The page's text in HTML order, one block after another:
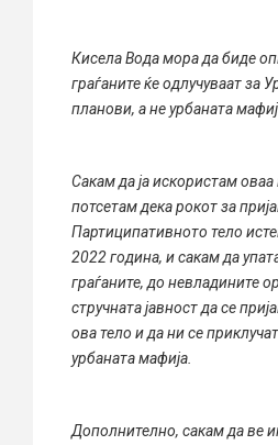
Кисела Вода мора да биде
граѓаните ќе одлучуваат за
планови, а не урбаната
Сакам да ја искористам
потсетам дека рокот за
Партиципативното тело
2022 година, и сакам да
граѓаните, до невладините
стручната јавност да се
ова тело и да ни се
урбаната мафија.
Дополнително, сакам да ве